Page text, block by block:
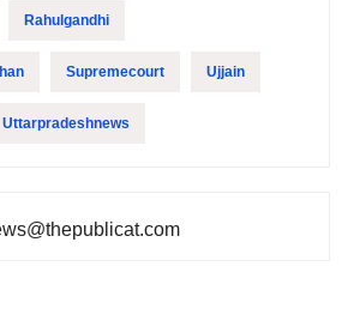
Rahulgandhi
Supremecourt Ujjain
Uttarpradeshnews